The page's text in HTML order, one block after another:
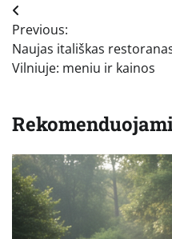
Navigacija
tarp
įrašų
Previous:
Naujas itališkas
Vilniuje: meniu ir kainos